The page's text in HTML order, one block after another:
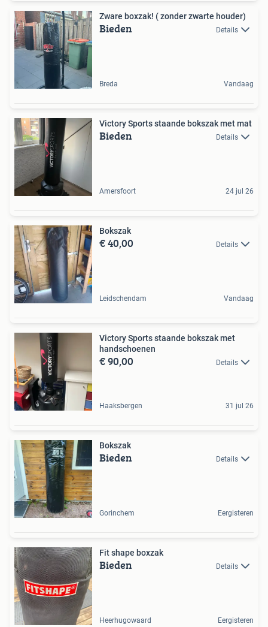
Zware boxzak! ( zonder zwarte houder)
Bieden Details
Breda Vandaag
Victory Sports staande bokszak met mat
Bieden Details
Amersfoort 24 jul 26
Bokszak
€ 40,00 Details
Leidschendam Vandaag
Victory Sports staande bokszak met
handschoenen
€ 90,00 Details
Haaksbergen 31 jul 26
Bokszak
Bieden Details
Gorinchem Eergisteren
Fit shape boxzak
Bieden Details
Heerhugowaard Eergisteren